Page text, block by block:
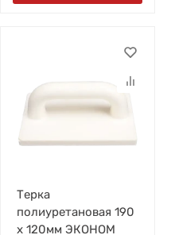
Терка
полиуретановая 190
х 120мм ЭКОНОМ